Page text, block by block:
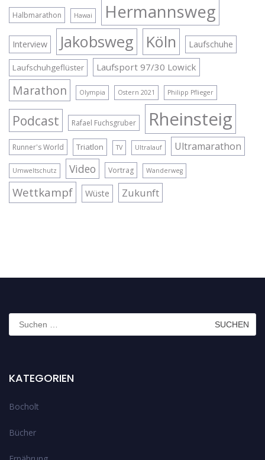
Halbmarathon Hawai Hermannsweg
Interview Jakobsweg Köln Laufschuhe
Laufschuhgeflüster Laufsport 97/30 Lowick
Marathon Olympia Ostern 2021 Philipp Pflieger
Podcast Rafael Fuchsgruber Rheinsteig
Runner's World Triatlon TV Ultralauf Ultramarathon
Umweltschutz Video Vortrag Wanderweg
Wettkampf Wüste Zukunft
Suchen
nach:
KATEGORIEN
Bocholt
Bücher